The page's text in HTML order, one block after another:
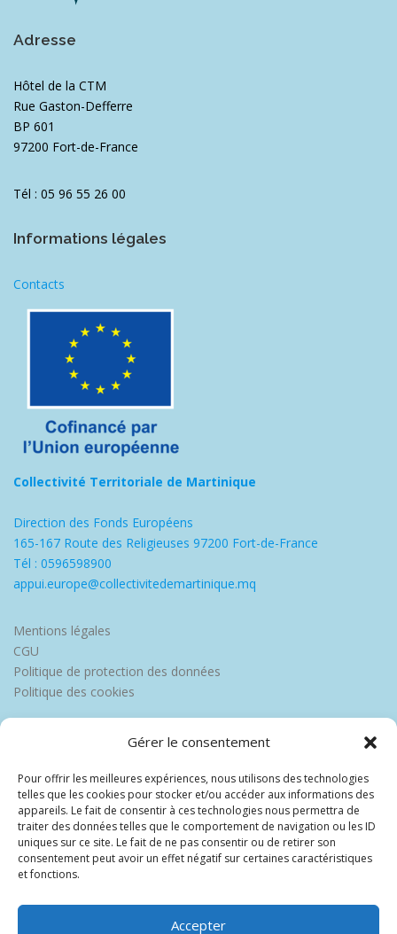
Gérer le consentement
Pour offrir les meilleures expériences, nous utilisons des technologies
telles que les cookies pour stocker et/ou accéder aux informations des
appareils. Le fait de consentir à ces technologies nous permettra de
traiter des données telles que le comportement de navigation ou les ID
uniques sur ce site. Le fait de ne pas consentir ou de retirer son
consentement peut avoir un effet négatif sur certaines caractéristiques
et fonctions.
Accepter
Adresse
Hôtel de la CTM
Rue Gaston-Defferre
BP 601
97200 Fort-de-France
Tél : 05 96 55 26 00
Informations légales
Contacts
Collectivité Territoriale de Martinique
Direction des Fonds Européens
165-167 Route des Religieuses 97200 Fort-de-France
Tél : 0596598900
appui.europe@collectivitedemartinique.mq
Mentions légales
CGU
Politique de protection des données
Politique des cookies